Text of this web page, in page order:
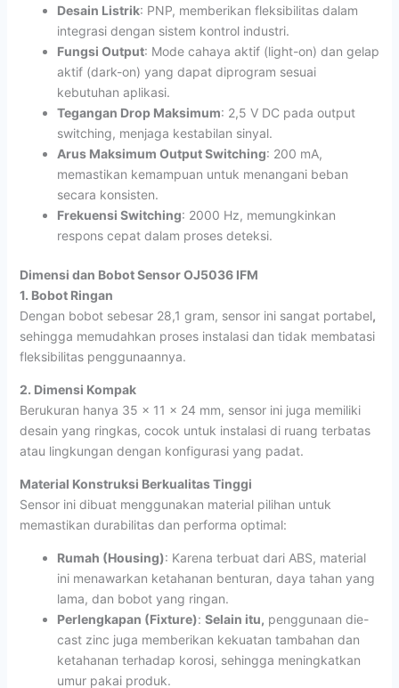
Desain Listrik: PNP, memberikan fleksibilitas dalam
integrasi dengan sistem kontrol industri.
Fungsi Output: Mode cahaya aktif (light-on) dan gelap
aktif (dark-on) yang dapat diprogram sesuai
kebutuhan aplikasi.
Tegangan Drop Maksimum: 2,5 V DC pada output
switching, menjaga kestabilan sinyal.
Arus Maksimum Output Switching: 200 mA,
memastikan kemampuan untuk menangani beban
secara konsisten.
Frekuensi Switching: 2000 Hz, memungkinkan
respons cepat dalam proses deteksi.
Dimensi dan Bobot Sensor OJ5036 IFM
1. Bobot Ringan
Dengan bobot sebesar 28,1 gram, sensor ini sangat portabel,
sehingga memudahkan proses instalasi dan tidak membatasi
fleksibilitas penggunaannya.
2. Dimensi Kompak
Berukuran hanya 35 x 11 x 24 mm, sensor ini juga memiliki
desain yang ringkas, cocok untuk instalasi di ruang terbatas
atau lingkungan dengan konfigurasi yang padat.
Material Konstruksi Berkualitas Tinggi
Sensor ini dibuat menggunakan material pilihan untuk
memastikan durabilitas dan performa optimal:
Rumah (Housing): Karena terbuat dari ABS, material
ini menawarkan ketahanan benturan, daya tahan yang
lama, dan bobot yang ringan.
Perlengkapan (Fixture): Selain itu, penggunaan die-
cast zinc juga memberikan kekuatan tambahan dan
ketahanan terhadap korosi, sehingga meningkatkan
umur pakai produk.